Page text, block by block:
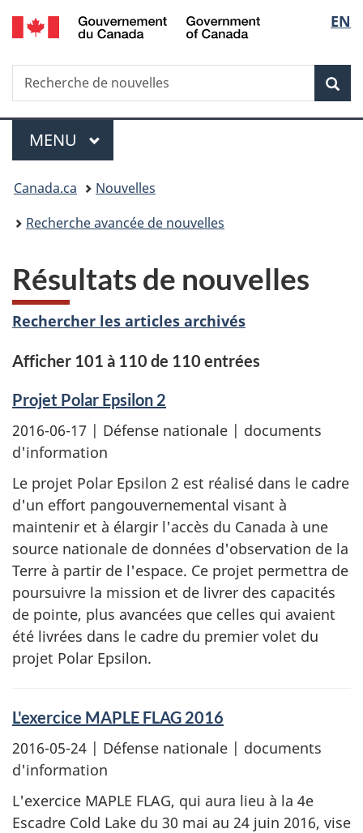
Passer
au
Passer
à
du
Passer
à
simplifiée
de
la
EN
Recherche
Recherche
de
Menu
MENU PRINCIPAL
Vous
êtes
Canada.ca
Nouvelles
Recherche avancée de nouvelles
Résultats de nouvelles
Rechercher les articles archivés
Afficher 101 à 110 de 110 entrées
Projet Polar Epsilon 2
2016-06-17 | Défense nationale | documents
d'information
Le projet Polar Epsilon 2 est réalisé dans le cadre
d'un effort pangouvernemental visant à
maintenir et à élargir l'accès du Canada à une
source nationale de données d'observation de la
Terre à partir de l'espace. Ce projet permettra de
poursuivre la mission et de livrer des capacités
de pointe, plus avancées que celles qui avaient
été livrées dans le cadre du premier volet du
projet Polar Epsilon.
L'exercice MAPLE FLAG 2016
2016-05-24 | Défense nationale | documents
d'information
L'exercice MAPLE FLAG, qui aura lieu à la 4e
Escadre Cold Lake du 30 mai au 24 juin 2016, vise